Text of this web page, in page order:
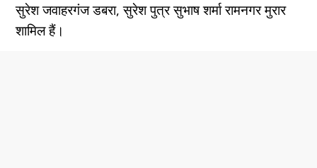
सुरेश जवाहरगंज डबरा, सुरेश पुत्र सुभाष शर्मा रामनगर मुरार
शामिल हैं।